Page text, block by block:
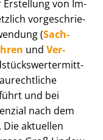
Erstellung von Im­
vor­ge­schrie­
(Sach­
und Ver­
und bei
nach dem
aktuellen